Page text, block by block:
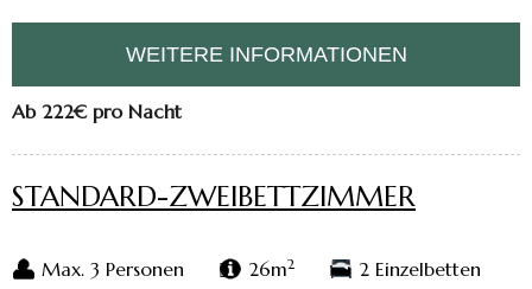
WEITERE INFORMATIONEN
Ab 222€pro Nacht
STANDARD-ZWEIBETTZIMMER
Max. 3 Personen 26m2 2 Einzelbetten